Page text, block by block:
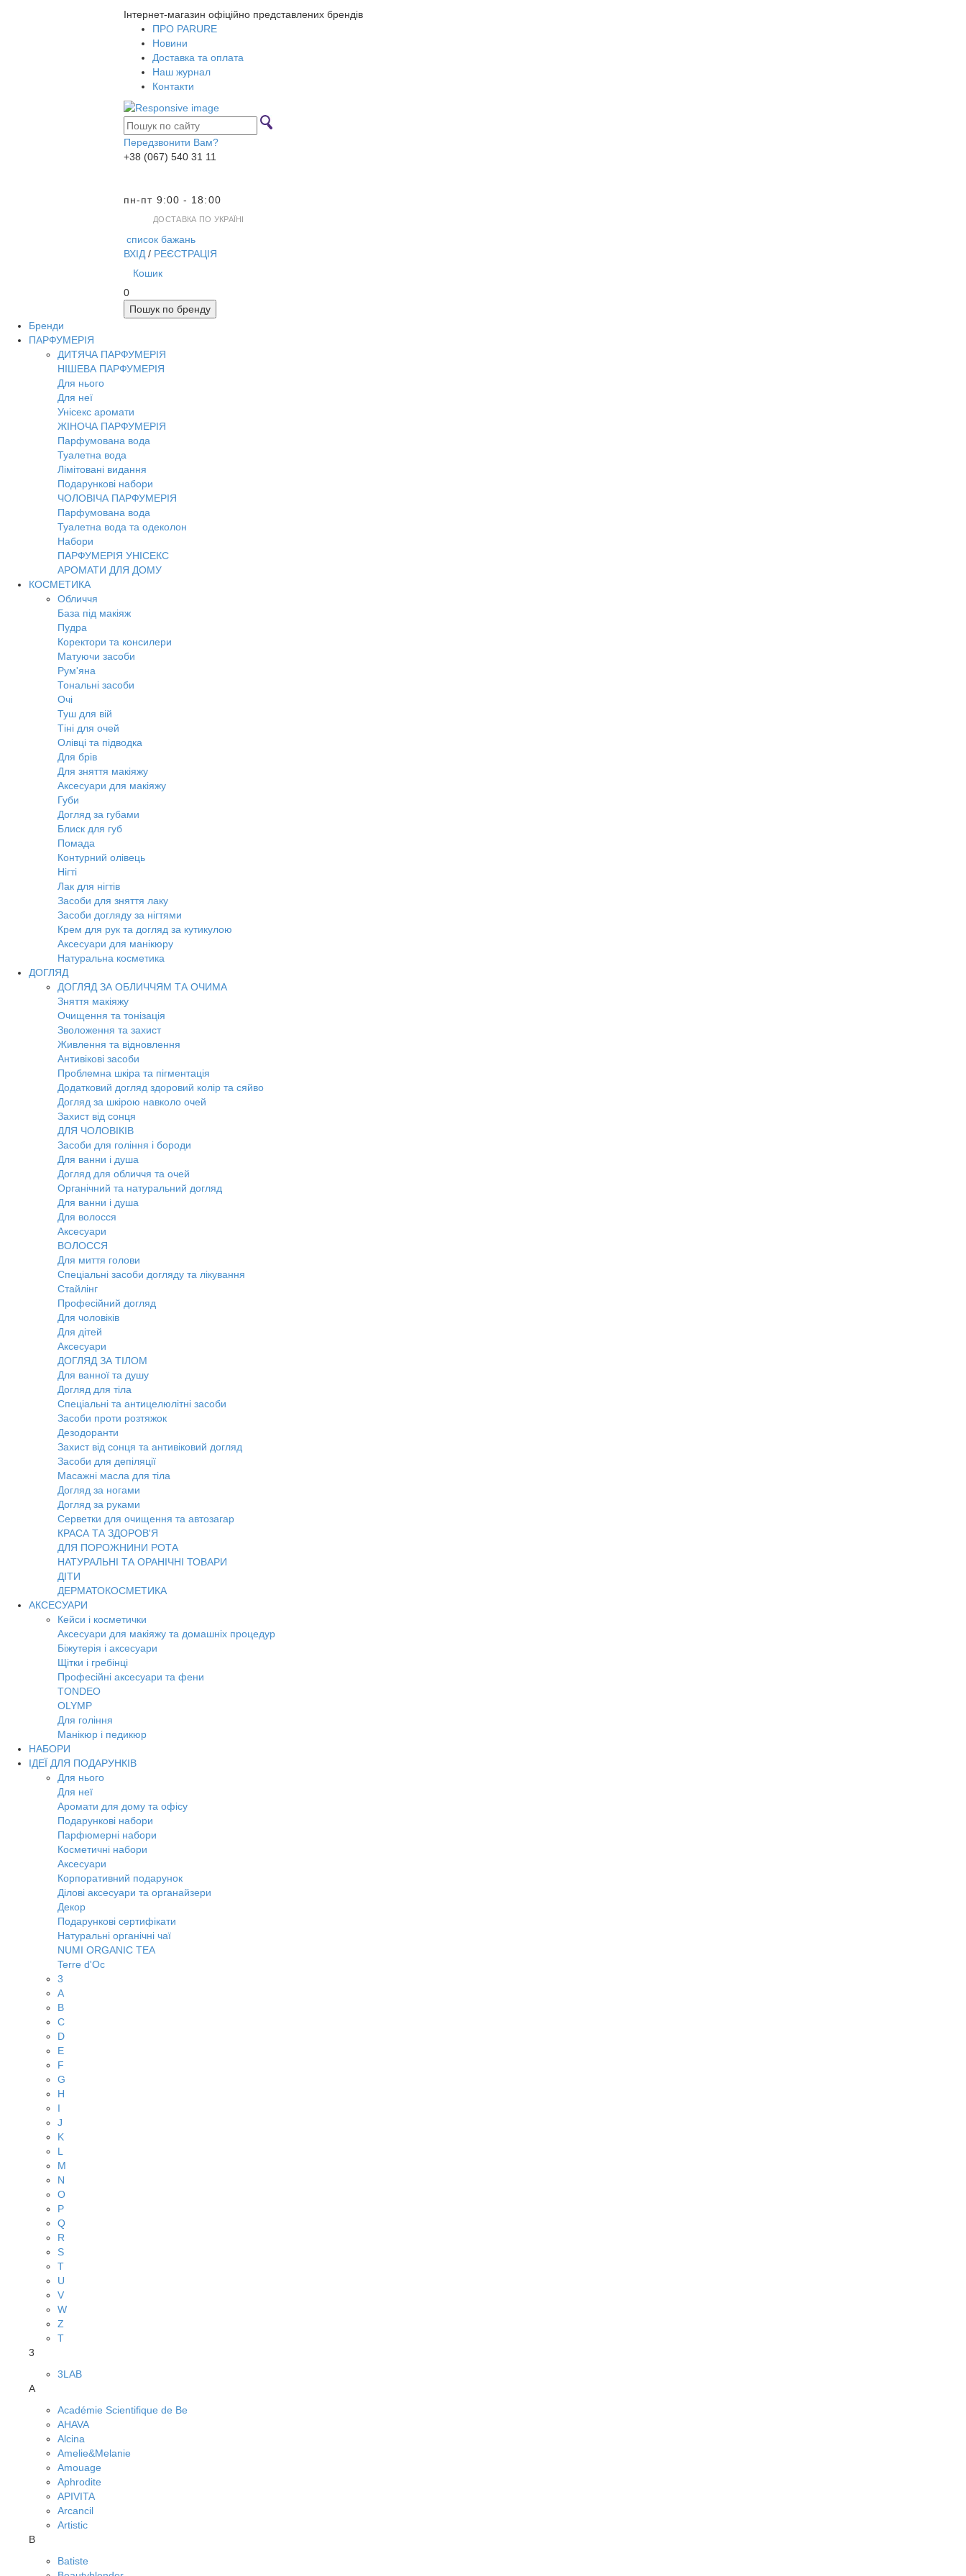
Інтернет-магазин офіційно представлених брендів
ПРО PARURE
Новини
Доставка та оплата
Наш журнал
Контакти
Передзвонити Вам?
+38 (067) 540 31 11
пн-пт 9:00 - 18:00
ДОСТАВКА ПО УКРАЇНІ
список бажань
ВХІД / РЕЄСТРАЦІЯ
Кошик
0
Пошук по бренду
Бренди
ПАРФУМЕРІЯ
ДИТЯЧА ПАРФУМЕРІЯ
НІШЕВА ПАРФУМЕРІЯ
Для нього
Для неї
Унісекс аромати
ЖІНОЧА ПАРФУМЕРІЯ
Парфумована вода
Туалетна вода
Лімітовані видання
Подарункові набори
ЧОЛОВІЧА ПАРФУМЕРІЯ
Парфумована вода
Туалетна вода та одеколон
Набори
ПАРФУМЕРІЯ УНІСЕКС
АРОМАТИ ДЛЯ ДОМУ
КОСМЕТИКА
Обличчя
База під макіяж
Пудра
Коректори та консилери
Матуючи засоби
Рум'яна
Тональні засоби
Очі
Туш для вій
Тіні для очей
Олівці та підводка
Для брів
Для зняття макіяжу
Аксесуари для макіяжу
Губи
Догляд за губами
Блиск для губ
Помада
Контурний олівець
Нігті
Лак для нігтів
Засоби для зняття лаку
Засоби догляду за нігтями
Крем для рук та догляд за кутикулою
Аксесуари для манікюру
Натуральна косметика
ДОГЛЯД
ДОГЛЯД ЗА ОБЛИЧЧЯМ ТА ОЧИМА
Зняття макіяжу
Очищення та тонізація
Зволоження та захист
Живлення та відновлення
Антивікові засоби
Проблемна шкіра та пігментація
Додатковий догляд здоровий колір та сяйво
Догляд за шкірою навколо очей
Захист від сонця
ДЛЯ ЧОЛОВІКІВ
Засоби для гоління і бороди
Для ванни і душа
Догляд для обличчя та очей
Органічний та натуральний догляд
Для ванни і душа
Для волосся
Аксесуари
ВОЛОССЯ
Для миття голови
Спеціальні засоби догляду та лікування
Стайлінг
Професійний догляд
Для чоловіків
Для дітей
Аксесуари
ДОГЛЯД ЗА ТІЛОМ
Для ванної та душу
Догляд для тіла
Спеціальні та антицелюлітні засоби
Засоби проти розтяжок
Дезодоранти
Захист від сонця та антивіковий догляд
Засоби для депіляції
Масажні масла для тіла
Догляд за ногами
Догляд за руками
Серветки для очищення та автозагар
КРАСА ТА ЗДОРОВ'Я
ДЛЯ ПОРОЖНИНИ РОТА
НАТУРАЛЬНІ ТА ОРАНІЧНІ ТОВАРИ
ДІТИ
ДЕРМАТОКОСМЕТИКА
АКСЕСУАРИ
Кейси і косметички
Аксесуари для макіяжу та домашніх процедур
Біжутерія і аксесуари
Щітки і гребінці
Професійні аксесуари та фени
TONDEO
OLYMP
Для гоління
Манікюр і педикюр
НАБОРИ
ІДЕЇ ДЛЯ ПОДАРУНКІВ
Для нього
Для неї
Аромати для дому та офісу
Подарункові набори
Парфюмерні набори
Косметичні набори
Аксесуари
Корпоративний подарунок
Ділові аксесуари та органайзери
Декор
Подарункові сертифікати
Натуральні органічні чаї
NUMI ORGANIC TEA
Terre d'Oc
3
A
B
C
D
E
F
G
H
I
J
K
L
M
N
O
P
Q
R
S
T
U
V
W
Z
Т
3
3LAB
A
Académie Scientifique de Be
AHAVA
Alcina
Amelie&Melanie
Amouage
Aphrodite
APIVITA
Arcancil
Artistic
B
Batiste